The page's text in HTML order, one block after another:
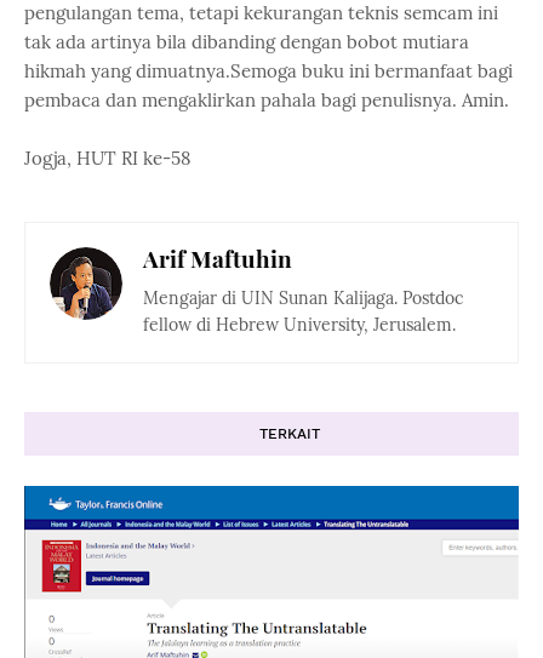
pengulangan tema, tetapi kekurangan teknis semcam ini
tak ada artinya bila dibanding dengan bobot mutiara
hikmah yang dimuatnya.Semoga buku ini bermanfaat bagi
pembaca dan mengaklirkan pahala bagi penulisnya. Amin.
Jogja, HUT RI ke-58
Arif Maftuhin
Mengajar di UIN Sunan Kalijaga. Postdoc
fellow di Hebrew University, Jerusalem.
TERKAIT